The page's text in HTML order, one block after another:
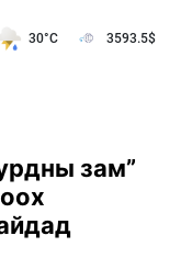
30°C 3593.5$
зам”